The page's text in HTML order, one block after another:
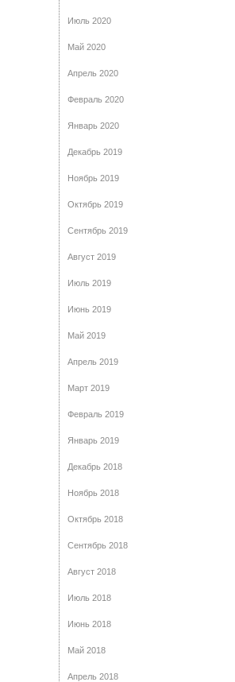
Июль 2020
Май 2020
Апрель 2020
Февраль 2020
Январь 2020
Декабрь 2019
Ноябрь 2019
Октябрь 2019
Сентябрь 2019
Август 2019
Июль 2019
Июнь 2019
Май 2019
Апрель 2019
Март 2019
Февраль 2019
Январь 2019
Декабрь 2018
Ноябрь 2018
Октябрь 2018
Сентябрь 2018
Август 2018
Июль 2018
Июнь 2018
Май 2018
Апрель 2018